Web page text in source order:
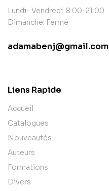
Lundi– Vendredi: 8:00-21:00
Dimanche: Fermé
adamabenj@gmail.com
Liens Rapide
Accueil
Catalogues
Nouveautés
Auteurs
Formations
Divers